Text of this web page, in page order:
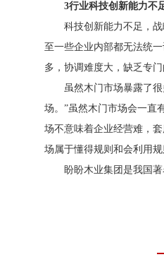
3行业科技创新能力不
科技创新能力不足，
至一些企业内部都无法统
多，协调难度大，缺乏专门
虽然木门市场暴露了很
场。”虽然木门市场会一直
场不意味着企业经营难，
场属于懂得规则和会利用规
盼盼木业集团是我国